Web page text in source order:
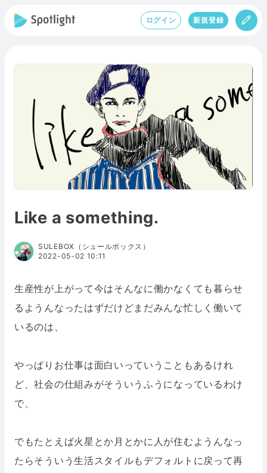
ログイン 新規登録
Like a something.
SULEBOX（シュールボックス）
2022-05-02 10:11
生産性が上がって今はそんなに働かなくても暮らせ
るようんなったはずだけどまだみんな忙しく働いて
いるのは、
やっぱりお仕事は面白いっていうこともあるけれ
ど、社会の仕組みがそういうふうになっているわけ
で、
でもたとえば火星とか月とかに人が住むようんなっ
たらそういう生活スタイルもデフォルトに戻って再